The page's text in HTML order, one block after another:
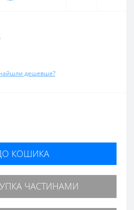
дешевше?
КОШИКА
ЧАСТИНАМИ